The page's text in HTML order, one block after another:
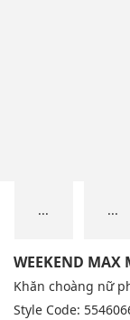
... ...
WEEKEND MAX
Khăn choàng nữ
Style Code: